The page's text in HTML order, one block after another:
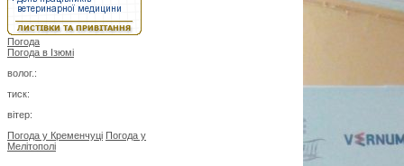
Погода
Погода в Ізюмі
волог.:
тиск:
вітер:
Погода у Кременчуці Погода у
Мелітополі